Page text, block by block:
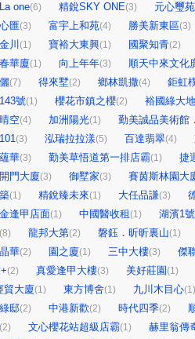
one(6) 精銳SKY ONE(3)
元心璽苑
匯(3) 富宇上和苑(4) 勝美新東區(3)
川 (1) 寶裕大東興(1) 國聚知青(2)
華廈(1) 向上年年(3)
順天中來文化
(7) 得來墅(2) 鄉林凱撒(4)
鉅虹
號(1) 櫻花市鎮之櫻(2)
裕國綠大
空(4) 加洲陽光(1)
勤美誠品美術館
(3) 泓瑞拉拉漾(5) 百達翡翠(4)
華(3) 勤美草悟道第一排店霸(1)
捷
門大廈(3) 御墅家(3)
賽茵斯林園大
(1) 精銳臻未來(1) 大任品謙(3)
金逢甲店面(1) 中國醫收租 (1)
湖濱1
(8) 龍邦大第(2) 磐鈺．昕昕裏山(1)
華(2) 園之廈(1) 三中大樓(3)
傑
(2) 真愛逢甲大樓(3) 美好莊園 (1)
貿大廈(1) 東方博舍(1) 九川木目心(1)
邸(2) 中港新歡(2) 時代四季(2)
(2) 文心櫻花站超級店霸(1)
赫里翁傳